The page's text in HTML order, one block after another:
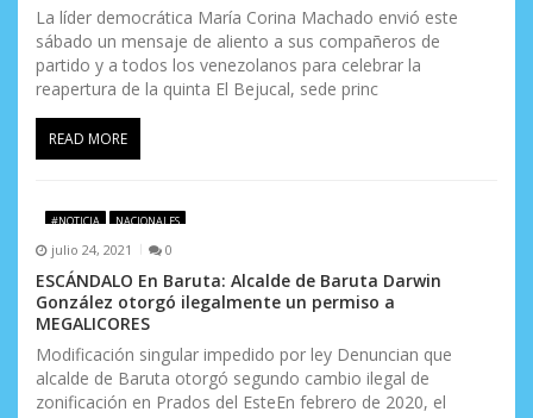
La líder democrática María Corina Machado envió este
sábado un mensaje de aliento a sus compañeros de
partido y a todos los venezolanos para celebrar la
reapertura de la quinta El Bejucal, sede princ
READ MORE
#NOTICIA NACIONALES
julio 24, 2021 0
ESCÁNDALO En Baruta: Alcalde de Baruta Darwin
González otorgó ilegalmente un permiso a
MEGALICORES
Modificación singular impedido por ley Denuncian que
alcalde de Baruta otorgó segundo cambio ilegal de
zonificación en Prados del EsteEn febrero de 2020, el